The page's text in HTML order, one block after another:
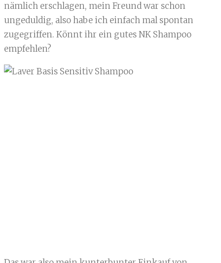
nämlich erschlagen, mein Freund war schon
ungeduldig, also habe ich einfach mal spontan
zugegriffen. Könnt ihr ein gutes NK Shampoo
empfehlen?